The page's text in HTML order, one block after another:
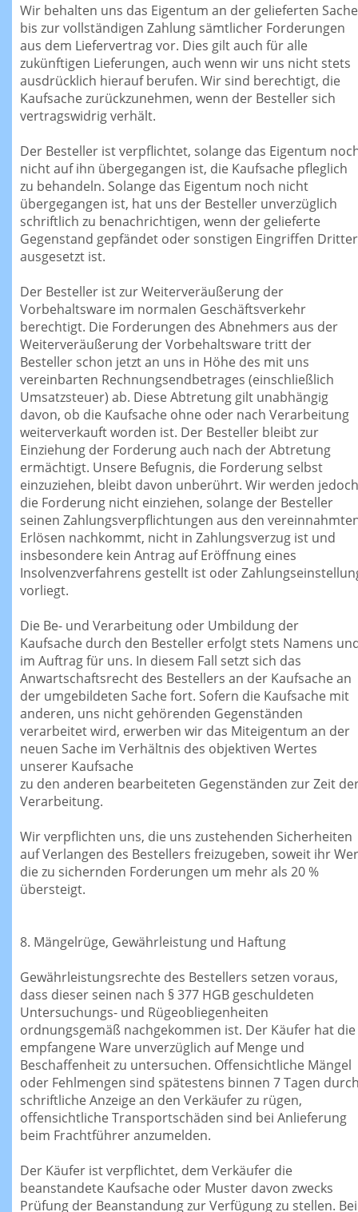
Wir behalten uns das Eigentum an der gelieferten Sache
bis zur vollständigen Zahlung sämtlicher Forderungen
aus dem Liefervertrag vor. Dies gilt auch für alle
zukünftigen Lieferungen, auch wenn wir uns nicht stets
ausdrücklich hierauf berufen. Wir sind berechtigt, die
Kaufsache zurückzunehmen, wenn der Besteller sich
vertragswidrig verhält.
Der Besteller ist verpflichtet, solange das Eigentum
nicht auf ihn übergegangen ist, die Kaufsache pfleglich
zu behandeln. Solange das Eigentum noch nicht
übergegangen ist, hat uns der Besteller unverzüglich
schriftlich zu benachrichtigen, wenn der gelieferte
Gegenstand gepfändet oder sonstigen Eingriffen Dritter
ausgesetzt ist.
Der Besteller ist zur Weiterveräußerung der
Vorbehaltsware im normalen Geschäftsverkehr
berechtigt. Die Forderungen des Abnehmers aus der
Weiterveräußerung der Vorbehaltsware tritt der
Besteller schon jetzt an uns in Höhe des mit uns
vereinbarten Rechnungsendbetrages (einschließlich
Umsatzsteuer) ab. Diese Abtretung gilt unabhängig
davon, ob die Kaufsache ohne oder nach Verarbeitung
weiterverkauft worden ist. Der Besteller bleibt zur
Einziehung der Forderung auch nach der Abtretung
ermächtigt. Unsere Befugnis, die Forderung selbst
einzuziehen, bleibt davon unberührt. Wir werden jedoch
die Forderung nicht einziehen, solange der Besteller
seinen Zahlungsverpflichtungen aus den
Erlösen nachkommt, nicht in Zahlungsverzug ist und
insbesondere kein Antrag auf Eröffnung eines
Insolvenzverfahrens gestellt ist oder
vorliegt.
Die Be- und Verarbeitung oder Umbildung der
Kaufsache durch den Besteller erfolgt stets Namens
im Auftrag für uns. In diesem Fall setzt sich das
Anwartschaftsrecht des Bestellers an der Kaufsache an
der umgebildeten Sache fort. Sofern die Kaufsache mit
anderen, uns nicht gehörenden Gegenständen
verarbeitet wird, erwerben wir das Miteigentum an der
neuen Sache im Verhältnis des objektiven Wertes
unserer Kaufsache
zu den anderen bearbeiteten Gegenständen zur Zeit
Verarbeitung.
Wir verpflichten uns, die uns zustehenden Sicherheiten
auf Verlangen des Bestellers freizugeben, soweit ihr
die zu sichernden Forderungen um mehr als 20 %
übersteigt.
8. Mängelrüge, Gewährleistung und Haftung
Gewährleistungsrechte des Bestellers setzen voraus,
dass dieser seinen nach § 377 HGB geschuldeten
Untersuchungs- und Rügeobliegenheiten
ordnungsgemäß nachgekommen ist. Der Käufer hat die
empfangene Ware unverzüglich auf Menge und
Beschaffenheit zu untersuchen. Offensichtliche Mängel
oder Fehlmengen sind spätestens binnen 7 Tagen
schriftliche Anzeige an den Verkäufer zu rügen,
offensichtliche Transportschäden sind bei Anlieferung
beim Frachtführer anzumelden.
Der Käufer ist verpflichtet, dem Verkäufer die
beanstandete Kaufsache oder Muster davon zwecks
Prüfung der Beanstandung zur Verfügung zu stellen. Bei